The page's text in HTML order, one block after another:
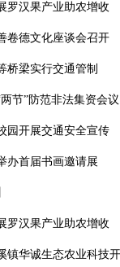
汉果产业助农增收
德文化座谈会召开
梁实行交通管制
”防范非法集资会议
开展交通安全宣传
首届书画邀请展
汉果产业助农增收
华诚生态农业科技开